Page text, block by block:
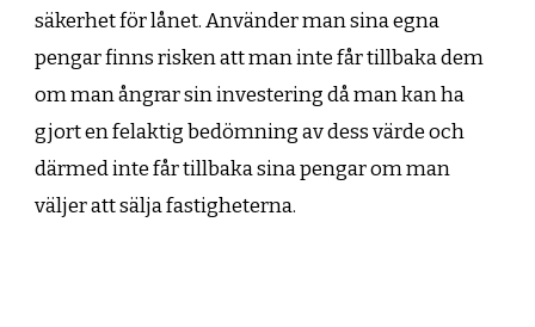
säkerhet för lånet. Använder man sina egna
pengar finns risken att man inte får tillbaka dem
om man ångrar sin investering då man kan ha
gjort en felaktig bedömning av dess värde och
därmed inte får tillbaka sina pengar om man
väljer att sälja fastigheterna.